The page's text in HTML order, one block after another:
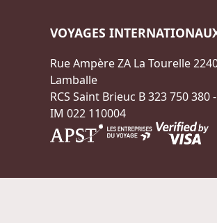
VOYAGES
Rue Ampère ZA La Tourelle
Lamballe
RCS Saint Brieuc B 323 750 380
IM 022 110004